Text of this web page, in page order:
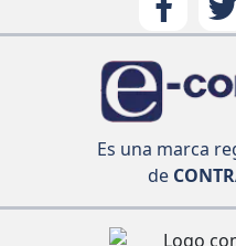
Es una marca
de